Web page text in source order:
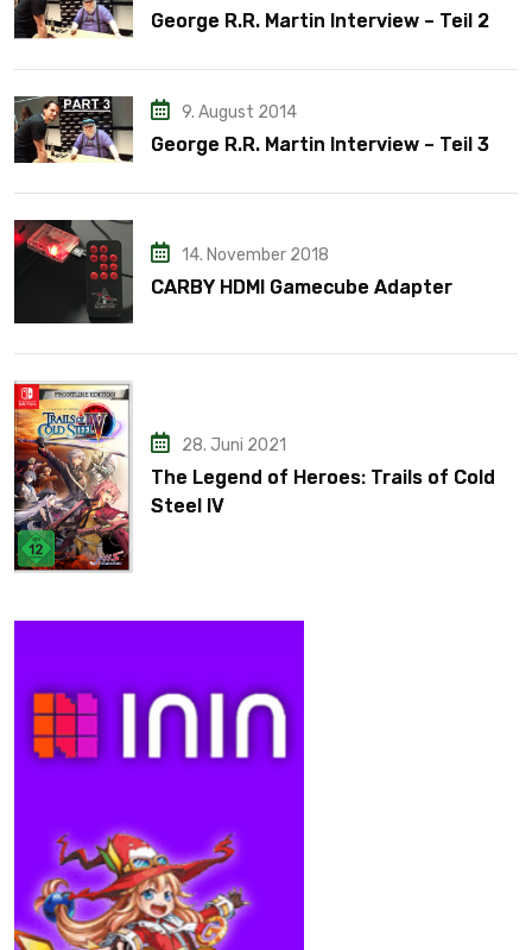
George R.R. Martin Interview – Teil 2
9. August 2014
George R.R. Martin Interview – Teil 3
14. November 2018
CARBY HDMI Gamecube Adapter
28. Juni 2021
The Legend of Heroes: Trails of Cold
Steel IV